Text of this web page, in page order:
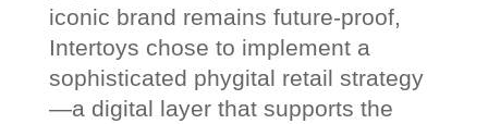
iconic brand remains future-proof,
Intertoys chose to implement a
sophisticated phygital retail strategy
—a digital layer that supports the